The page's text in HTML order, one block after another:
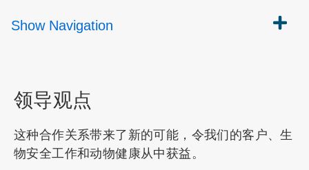
Show Navigation
领导观点
这种合作关系带来了新的可能，令我们的客户、生
物安全工作和动物健康从中获益。